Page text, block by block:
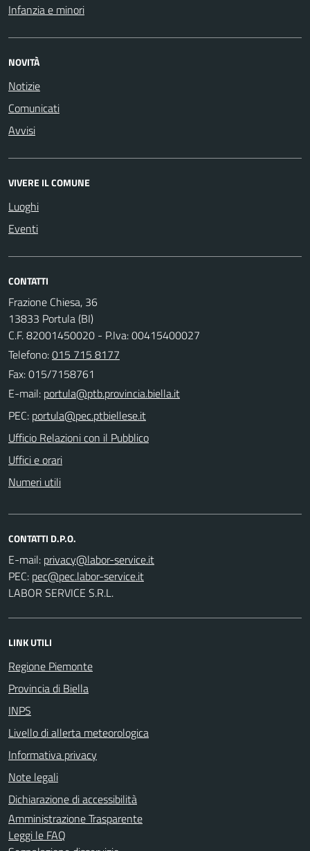
Infanzia e minori
NOVITÀ
Notizie
Comunicati
Avvisi
VIVERE IL COMUNE
Luoghi
Eventi
CONTATTI
Frazione Chiesa, 36
13833 Portula (BI)
C.F. 82001450020 - P.Iva: 00415400027
Telefono:015 715 8177
Fax: 015/7158761
E-mail:
PEC:
Ufficio Relazioni con il Pubblico
Uffici e orari
Numeri utili
CONTATTI D.P.O.
E-mail:
PEC:
LABOR SERVICE S.R.L.
LINK UTILI
Regione Piemonte
Provincia di Biella
INPS
Livello di allerta meteorologica
Informativa privacy
Note legali
Dichiarazione di accessibilità
Amministrazione Trasparente
Leggi le FAQ